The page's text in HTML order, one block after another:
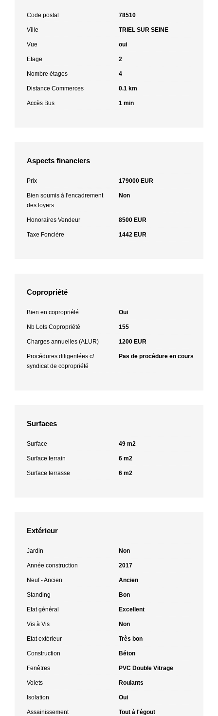
Code postal 78510
Ville TRIEL SUR SEINE
Vue oui
Etage 2
Nombre étages 4
Distance Commerces 0.1 km
Accès Bus 1 min
Aspects financiers
Prix 179000 EUR
Bien soumis à l'encadrement
des loyers
Non
Honoraires Vendeur 8500 EUR
Taxe Foncière 1442 EUR
Copropriété
Bien en copropriété Oui
Nb Lots Copropriété 155
Charges annuelles (ALUR) 1200 EUR
Procédures diligentées c/
syndicat de copropriété
Pas de procédure en cours
Surfaces
Surface 49 m2
Surface terrain 6 m2
Surface terrasse 6 m2
Extérieur
Jardin Non
Année construction 2017
Neuf - Ancien Ancien
Standing Bon
Etat général Excellent
Vis à Vis Non
Etat extérieur Très bon
Construction Béton
Fenêtres PVC Double Vitrage
Volets Roulants
Isolation Oui
Assainissement Tout à l'égout